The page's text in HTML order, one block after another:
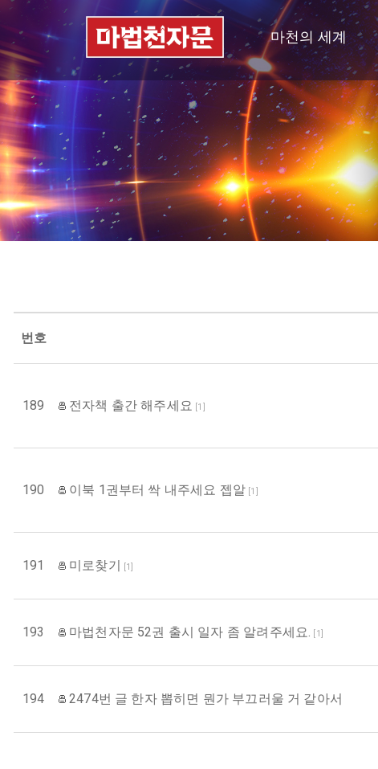
마천의 세계
번호
189 전자책 출간 해주세요 [1 ]
190 이북 1권부터 싹 내주세요 젭알 [1 ]
191 미로찾기 [1]
193 마법천자문 52권 출시 일자 좀 알려주세요. [1]
194 2474번 글 한자 뽑히면 뭔가 부끄러울 거 같아서